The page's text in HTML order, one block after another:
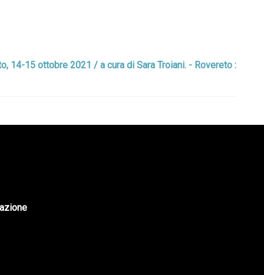
14-15 ottobre 2021 / a cura di Sara Troiani. - Rovereto :